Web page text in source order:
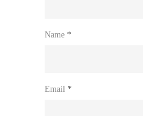
Name *
Email *